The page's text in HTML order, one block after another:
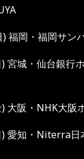
)福岡・福岡サン
)宮城・仙台銀行
) 大阪・ NHK大阪
)愛知・ Niterra⽇